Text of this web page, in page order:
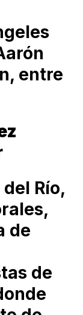
entre
Río,
de
de